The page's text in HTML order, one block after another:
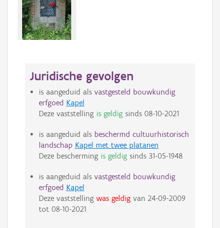
Juridische gevolgen
is aangeduid als vastgesteld bouwkundig
erfgoed Kapel
Deze vaststelling is geldigsinds 08-10-2021
is aangeduid als beschermd cultuurhistorisch
landschap Kapel met twee platanen
Deze bescherming is geldigsinds 31-05-1948
is aangeduid als vastgesteld bouwkundig
erfgoed Kapel
Deze vaststelling was geldigvan 24-09-2009
tot 08-10-2021